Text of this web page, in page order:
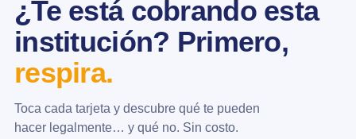
¿Te está cobrando esta
institución? Primero,
respira.
Toca cada tarjeta y descubre qué te pueden
hacer legalmente… y qué no. Sin costo.